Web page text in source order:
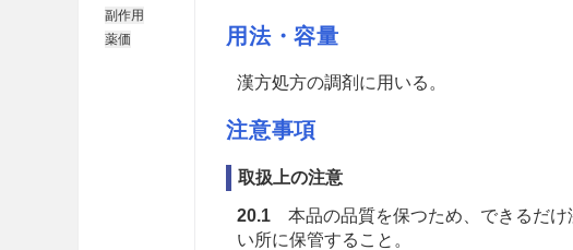
副作用
薬価
用法・容量
漢方処方の調剤に用いる。
注意事項
取扱上の注意
20.1本品の品質を保つため、できるだけ
い所に保管すること。